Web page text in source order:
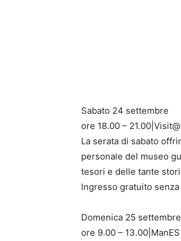
Sabato 24 settembre
ore 18.00 –
La serata di sabato
personale del museo
tesori e delle tante
Ingresso gratuito
Domenica 25 settembre
ore 9.00 –